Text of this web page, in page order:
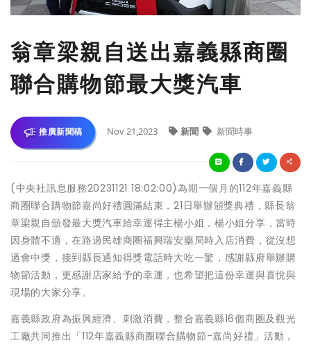
翁章梁親自送出嘉義縣商圈
聯合購物節最大獎汽車
推廣新聞稿 Nov 21,2023 新聞 新聞時事
(中央社訊息服務20231121 18:02:00)為期一個月的112年嘉義縣
商圈聯合購物節嘉尚好禮圓滿結束，21日舉辦頒獎典禮，縣長翁
章梁親自頒發最大獎汽車給幸運得主楊小姐，楊小姐分享，當時
因身體不適，在路過民雄商圈福興瑞安藥局時入店消費，從沒想
過會中獎，接到縣長通知得獎電話時大吃一驚，感謝縣府舉辦購
物節活動，更感謝店家給予的幸運，也希望把這份幸運與喜悅與
現場的大家分享。
嘉義縣政府為振興經濟、刺激消費，整合嘉義縣16個商圈及觀光
工廠共同推出「112年嘉義縣商圈聯合購物節-嘉尚好禮」活動，